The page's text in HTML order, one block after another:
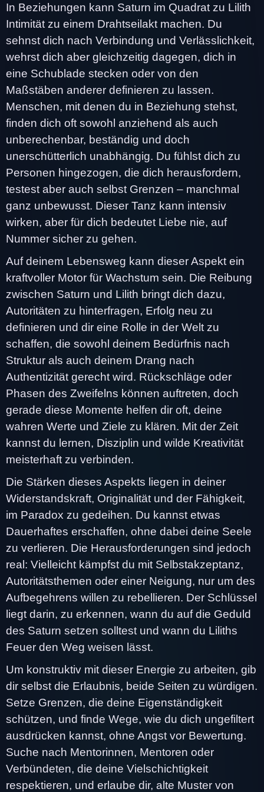
In Beziehungen kann Saturn im Quadrat zu Lilith
Intimität zu einem Drahtseilakt machen. Du
sehnst dich nach Verbindung und Verlässlichkeit,
wehrst dich aber gleichzeitig dagegen, dich in
eine Schublade stecken oder von den
Maßstäben anderer definieren zu lassen.
Menschen, mit denen du in Beziehung stehst,
finden dich oft sowohl anziehend als auch
unberechenbar, beständig und doch
unerschütterlich unabhängig. Du fühlst dich zu
Personen hingezogen, die dich herausfordern,
testest aber auch selbst Grenzen – manchmal
ganz unbewusst. Dieser Tanz kann intensiv
wirken, aber für dich bedeutet Liebe nie, auf
Nummer sicher zu gehen.
Auf deinem Lebensweg kann dieser Aspekt ein
kraftvoller Motor für Wachstum sein. Die Reibung
zwischen Saturn und Lilith bringt dich dazu,
Autoritäten zu hinterfragen, Erfolg neu zu
definieren und dir eine Rolle in der Welt zu
schaffen, die sowohl deinem Bedürfnis nach
Struktur als auch deinem Drang nach
Authentizität gerecht wird. Rückschläge oder
Phasen des Zweifelns können auftreten, doch
gerade diese Momente helfen dir oft, deine
wahren Werte und Ziele zu klären. Mit der Zeit
kannst du lernen, Disziplin und wilde Kreativität
meisterhaft zu verbinden.
Die Stärken dieses Aspekts liegen in deiner
Widerstandskraft, Originalität und der Fähigkeit,
im Paradox zu gedeihen. Du kannst etwas
Dauerhaftes erschaffen, ohne dabei deine Seele
zu verlieren. Die Herausforderungen sind jedoch
real: Vielleicht kämpfst du mit Selbstakzeptanz,
Autoritätsthemen oder einer Neigung, nur um des
Aufbegehrens willen zu rebellieren. Der Schlüssel
liegt darin, zu erkennen, wann du auf die Geduld
des Saturn setzen solltest und wann du Liliths
Feuer den Weg weisen lässt.
Um konstruktiv mit dieser Energie zu arbeiten, gib
dir selbst die Erlaubnis, beide Seiten zu würdigen.
Setze Grenzen, die deine Eigenständigkeit
schützen, und finde Wege, wie du dich ungefiltert
ausdrücken kannst, ohne Angst vor Bewertung.
Suche nach Mentorinnen, Mentoren oder
Verbündeten, die deine Vielschichtigkeit
respektieren, und erlaube dir, alte Muster von